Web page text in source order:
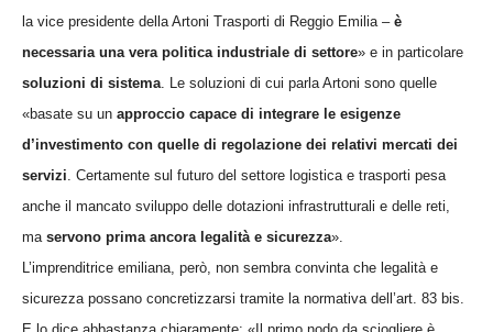
la vice presidente della Artoni Trasporti di Reggio Emilia – è
necessaria una vera politica industriale di settore» e in particolare
soluzioni di sistema . Le soluzioni di cui parla Artoni sono quelle
«basate su un approccio capace di integrare le esigenze
d’investimento con quelle di regolazione dei relativi mercati dei
servizi . Certamente sul futuro del settore logistica e trasporti pesa
anche il mancato sviluppo delle dotazioni infrastrutturali e delle reti,
ma servono prima ancora legalità e sicurezza».
L’imprenditrice emiliana, però, non sembra convinta che legalità e
sicurezza possano concretizzarsi tramite la normativa dell’art. 83 bis.